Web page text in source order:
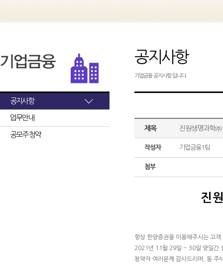
공지사항
업무안내
공모주 청약
공지사항
기업금융 공지사항 입니다.
제목 진원생명과학
작성자 기업금융1팀
첨부
진
항상 한양증권을 이용해주시는 고
2021년 11월 29일 ~ 30일 양일간
청약자 여러분께 감사드리며, 동 주